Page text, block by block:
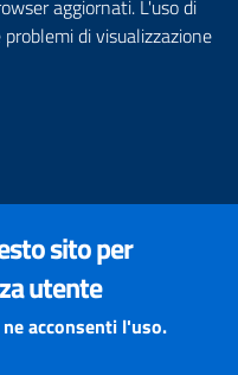
aggiornati. L'uso di
di visualizzazione
sito per
utente
acconsenti l'uso.